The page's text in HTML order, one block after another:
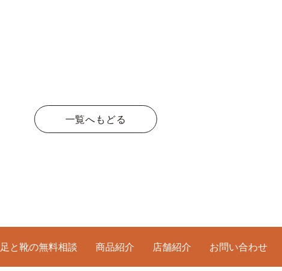
一覧へもどる
足と靴の無料相談 商品紹介 店舗紹介 お問い合わせ